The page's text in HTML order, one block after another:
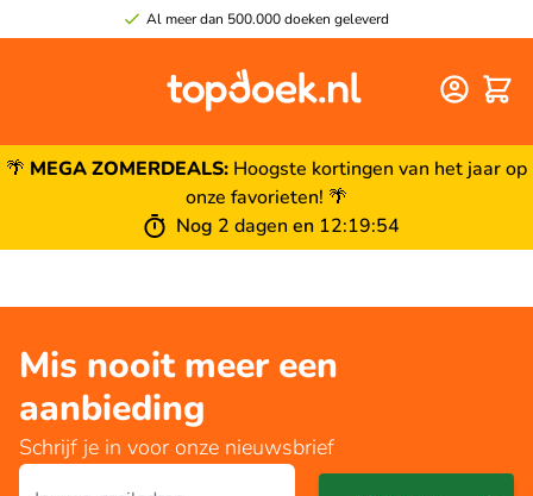
Al meer dan 500.000 doeken geleverd
🌴 MEGA ZOMERDEALS: Hoogste kortingen van het jaar op
onze favorieten! 🌴
Nog 2 dagen en 12:19:54
Mis nooit meer een
aanbieding
Schrijf je in voor onze nieuwsbrief
E-mailadres